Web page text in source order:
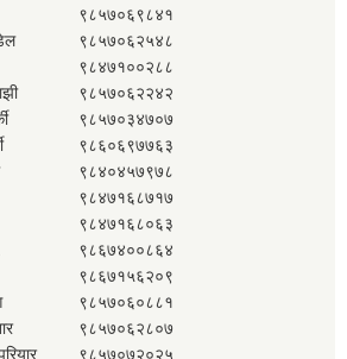
९८५७०६९८४१
९८५७०६२५४८
९८४७१००२८८
९८५७०६२२४२
९८५७०३४७०७
९८६०६९७७६३
९८४०४५७९७८
९८४७१६८७१७
९८४७१६८०६३
९८६७४००८६४
९८६७१५६२०९
९८५७०६०८८१
९८५७०६२८०७
९८५७०७२०२५